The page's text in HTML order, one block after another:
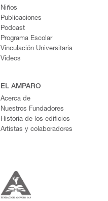
Niños
Publicaciones
Podcast
Programa Escolar
Vinculación Universitaria
Videos
EL AMPARO
Acerca de
Nuestros Fundadores
Historia de los edificios
Artistas y colaboradores